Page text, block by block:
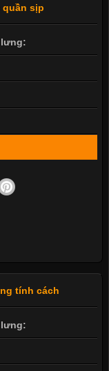
quần sịp
tính cách